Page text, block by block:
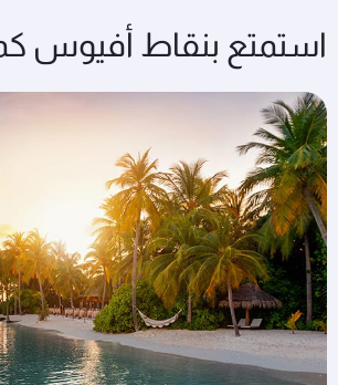
استمتع بنقاط أفيوس